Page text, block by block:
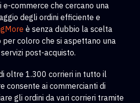
e-commerce che cercano una
degli ordini efficiente e
è senza dubbio la scelta
coloro che si aspettano una
post-acquisto.
oltre 1.300 corrieri in tutto il
consente ai commercianti di
gli ordini da vari corrieri tramite